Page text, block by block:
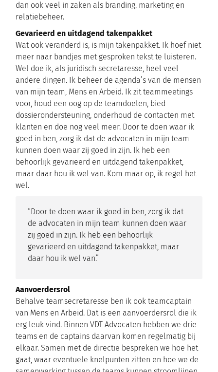
dan ook veel in zaken als branding, marketing en
relatiebeheer.
Gevarieerd en uitdagend takenpakket
Wat ook veranderd is, is mijn takenpakket. Ik hoef niet
meer naar bandjes met gesproken tekst te luisteren.
Wel doe ik, als juridisch secretaresse, heel veel
andere dingen. Ik beheer de agenda’s van de mensen
van mijn team, Mens en Arbeid. Ik zit teammeetings
voor, houd een oog op de teamdoelen, bied
dossierondersteuning, onderhoud de contacten met
klanten en doe nog veel meer. Door te doen waar ik
goed in ben, zorg ik dat de advocaten in mijn team
kunnen doen waar zij goed in zijn. Ik heb een
behoorlijk gevarieerd en uitdagend takenpakket,
maar daar hou ik wel van. Kom maar op, ik regel het
wel.
“Door te doen waar ik goed in ben, zorg ik dat
de advocaten in mijn team kunnen doen waar
zij goed in zijn. Ik heb een behoorlijk
gevarieerd en uitdagend takenpakket, maar
daar hou ik wel van.”
Aanvoerdersrol
Behalve teamsecretaresse ben ik ook teamcaptain
van Mens en Arbeid. Dat is een aanvoerdersrol die ik
erg leuk vind. Binnen VDT Advocaten hebben we drie
teams en de captains daarvan komen regelmatig bij
elkaar. Samen met de directie bespreken we hoe het
gaat, waar eventuele knelpunten zitten en hoe we de